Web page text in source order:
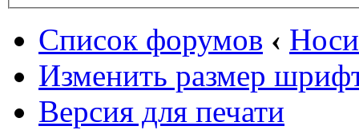
Список форумов ‹
Изменить размер
Версия для печати